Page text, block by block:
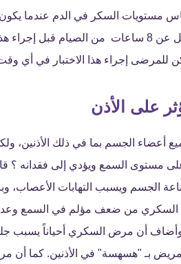
مستويات السكر في الدم عندما
للمرضى إجراء هذا الاختبار في أي
على الأذن
أعضاء الجسم بما في ذلك الأذنين،
مستوى السمع ويؤدي إلى فقدانه ؟
الجسم ويسبب التهابات الأعصاب،
السكري من ضعف مؤلم في السمع وعدم
وأضاف أن مرض السكري أحياناً يسبب
المريض بـ "هسهسة" في الأذنين. كما